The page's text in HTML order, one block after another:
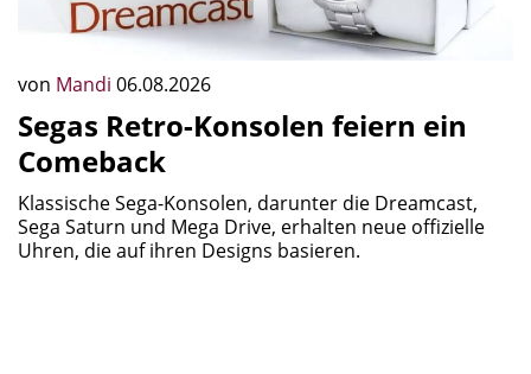
von Mandi 06.08.2026
Segas Retro-Konsolen feiern ein
Comeback
Klassische Sega-Konsolen, darunter die Dreamcast,
Sega Saturn und Mega Drive, erhalten neue offizielle
Uhren, die auf ihren Designs basieren.